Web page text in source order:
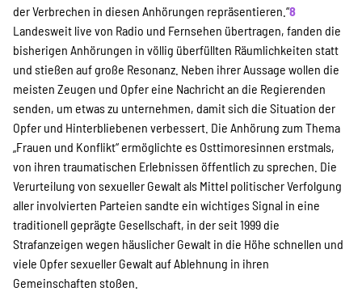
der Verbrechen in diesen Anhörungen repräsentieren.“8
Landesweit live von Radio und Fernsehen übertragen, fanden die
bisherigen Anhörungen in völlig überfüllten Räumlichkeiten statt
und stießen auf große Resonanz. Neben ihrer Aussage wollen die
meisten Zeugen und Opfer eine Nachricht an die Regierenden
senden, um etwas zu unternehmen, damit sich die Situation der
Opfer und Hinterbliebenen verbessert. Die Anhörung zum Thema
„Frauen und Konflikt“ ermöglichte es Osttimoresinnen erstmals,
von ihren traumatischen Erlebnissen öffentlich zu sprechen. Die
Verurteilung von sexueller Gewalt als Mittel politischer Verfolgung
aller involvierten Parteien sandte ein wichtiges Signal in eine
traditionell geprägte Gesellschaft, in der seit 1999 die
Strafanzeigen wegen häuslicher Gewalt in die Höhe schnellen und
viele Opfer sexueller Gewalt auf Ablehnung in ihren
Gemeinschaften stoßen.